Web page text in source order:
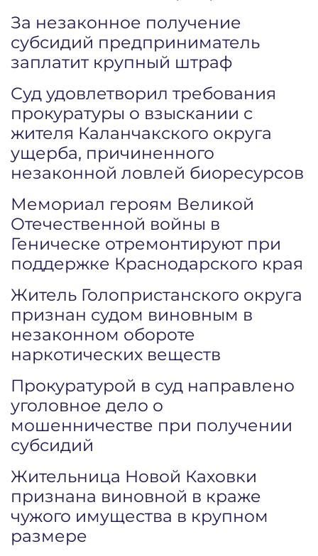
За незаконное получение
субсидий предприниматель
заплатит крупный штраф
Суд удовлетворил требования
прокуратуры о взыскании с
жителя Каланчакского округа
ущерба, причиненного
незаконной ловлей биоресурсов
Мемориал героям Великой
Отечественной войны в
Геническе отремонтируют при
поддержке Краснодарского края
Житель Голопристанского округа
признан судом виновным в
незаконном обороте
наркотических веществ
Прокуратурой в суд направлено
уголовное дело о
мошенничестве при получении
субсидий
Жительница Новой Каховки
признана виновной в краже
чужого имущества в крупном
размере